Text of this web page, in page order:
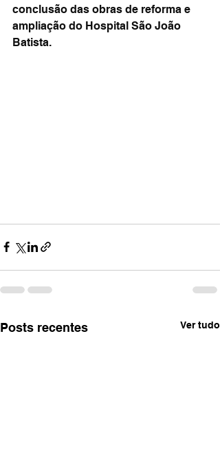
conclusão das obras de reforma e
ampliação do Hospital São João
Batista.
Posts recentes Ver tudo